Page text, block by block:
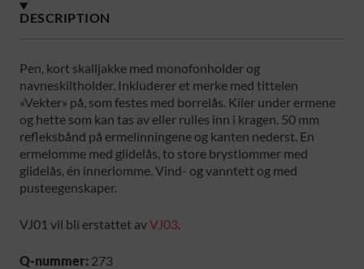
DESCRIPTION
Pen, kort skalljakke med monofonholder og
navneskiltholder. Inkluderer et merke med tittelen
«Vekter» på, som festes med borrelås. Kiler under ermene
og hette som kan tas av eller rulles inn i kragen. 50 mm
refleksbånd på ermelinningene og kanten nederst. En
ermelomme med glidelås, to store brystlommer med
glidelås, én innerlomme. Vind- og vanntett og med
pusteegenskaper.
VJ01 vil bli erstattet avVJ03.
Q-nummer: 273